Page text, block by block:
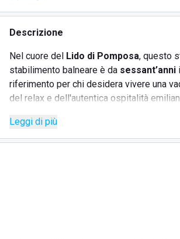
Descrizione
Nel cuore del Lido di Pomposa, questo
stabilimento balneare è da sessant’anni
riferimento per chi desidera vivere una
del relax e dell'autentica ospitalità
stabilimento ha saputo evolversi con i
perdere il calore e lo stile tipico di
Leggi di più